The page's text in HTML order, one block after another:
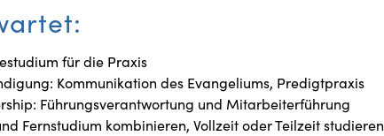
für die Praxis
Kommunikation des Evangeliums, Predigtpraxis
Führungsverantwortung und Mitarbeiterführung
Fernstudium kombinieren, Vollzeit oder Teilzeit studieren